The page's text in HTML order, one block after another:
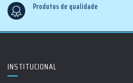
Produtos de qualidade
INSTITUCIONAL